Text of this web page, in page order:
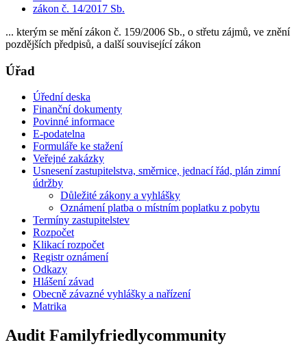
zákon č. 14/2017 Sb.
... kterým se mění zákon č. 159/2006 Sb., o střetu zájmů, ve znění
pozdějších předpisů, a další související zákon
Úřad
Úřední deska
Finanční dokumenty
Povinné informace
E-podatelna
Formuláře ke stažení
Veřejné zakázky
Usnesení zastupitelstva, směrnice, jednací řád, plán zimní
údržby
Důležité zákony a vyhlášky
Oznámení platba o místním poplatku z pobytu
Termíny zastupitelstev
Rozpočet
Klikací rozpočet
Registr oznámení
Odkazy
Hlášení závad
Obecně závazné vyhlášky a nařízení
Matrika
Audit Familyfriedlycommunity